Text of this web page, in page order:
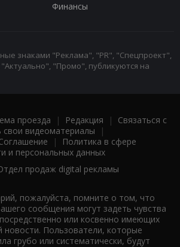
Финансы
знаками "Реклама", "PR", "Спецпроект",
"Промо", публикуются на
проезда | Редакция | Связаться с
свои видеоматериалы |
|
Политика в сфере
и персональных данных
продаж digital рекламы
пожалуйста, помните о том, что
сообщения могут задеть чувства
или косвенно имеющих
новости. Пользователи, которые
грубо или систематически, будут